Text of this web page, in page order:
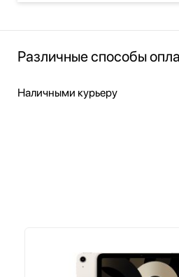
Различные способы
Наличными курьеру